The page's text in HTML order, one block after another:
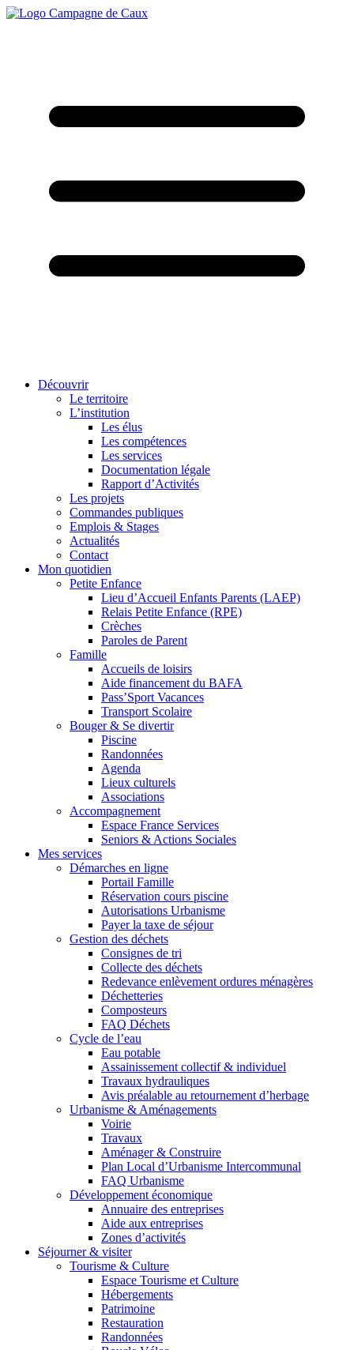
Découvrir
Le territoire
L’institution
Les élus
Les compétences
Les services
Documentation légale
Rapport d’Activités
Les projets
Commandes publiques
Emplois & Stages
Actualités
Contact
Mon quotidien
Petite Enfance
Lieu d’Accueil Enfants Parents (LAEP)
Relais Petite Enfance (RPE)
Crèches
Paroles de Parent
Famille
Accueils de loisirs
Aide financement du BAFA
Pass’Sport Vacances
Transport Scolaire
Bouger & Se divertir
Piscine
Randonnées
Agenda
Lieux culturels
Associations
Accompagnement
Espace France Services
Seniors & Actions Sociales
Mes services
Démarches en ligne
Portail Famille
Réservation cours piscine
Autorisations Urbanisme
Payer la taxe de séjour
Gestion des déchets
Consignes de tri
Collecte des déchets
Redevance enlèvement ordures ménagères
Déchetteries
Composteurs
FAQ Déchets
Cycle de l’eau
Eau potable
Assainissement collectif & individuel
Travaux hydrauliques
Avis préalable au retournement d’herbage
Urbanisme & Aménagements
Voirie
Travaux
Aménager & Construire
Plan Local d’Urbanisme Intercommunal
FAQ Urbanisme
Développement économique
Annuaire des entreprises
Aide aux entreprises
Zones d’activités
Séjourner & visiter
Tourisme & Culture
Espace Tourisme et Culture
Hébergements
Patrimoine
Restauration
Randonnées